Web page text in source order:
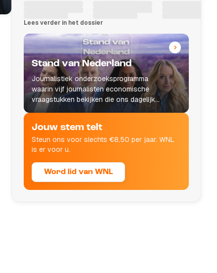
Lees verder in het dossier
Stand van Nederland
Journalistiek onderzoeksprogramma
waarin vijf journalisten economische
vraagstukken bekijken die ons dagelijks
leven raken.
Jouw stem telt
Steun ons voor slechts €8,50 per jaar. WNL
is er voor u.
Word lid van WNL